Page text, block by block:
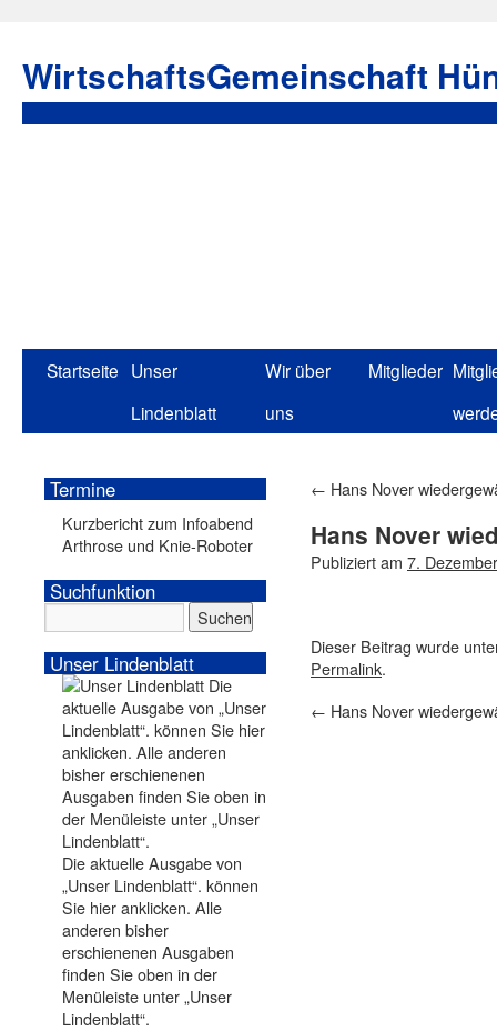
WirtschaftsGemeinschaft
Startseite Unser
Lindenblatt
Wir über
uns
Mitglieder
← Hans Nover
Hans Nover
Publiziert am 7.
Dieser Beitrag wurde
Permalink.
← Hans Nover
Termine
Kurzbericht zum Infoabend
Arthrose und Knie-Roboter
Suchfunktion
Unser Lindenblatt
Die aktuelle Ausgabe von
„Unser Lindenblatt“. können
Sie hier anklicken. Alle
anderen bisher
erschienenen Ausgaben
finden Sie oben in der
Menüleiste unter „Unser
Lindenblatt“.